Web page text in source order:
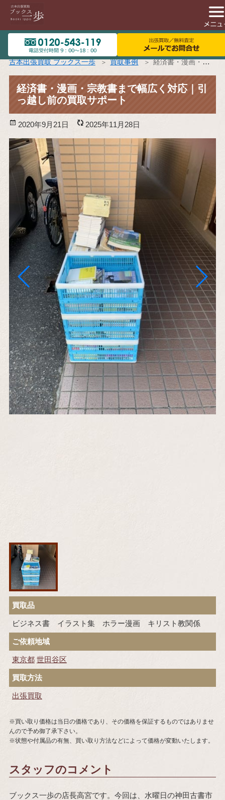
古本出張買取 ブックス一歩 買取事例 経済書・漫画・宗教書まで幅広く対応｜引っ越し前の買取サポート
経済書・漫画・宗教書まで幅広く対応｜引
っ越し前の買取サポート
投
稿
日:
2020年9月21日
更
新
日:
2025年11月28日
買取品
ビジネス書 イラスト集 ホラー漫画 キリスト教関係
ご依頼地域
東京都 世田谷区
買取方法
出張買取
※買い取り価格は当日の価格であり、その価格を保証するものではありませ
んので予め御了承下さい。
※状態や付属品の有無、買い取り方法などによって価格が変動いたします。
スタッフのコメント
ブックス一歩の店長高宮です。今回は、水曜日の神田古書市